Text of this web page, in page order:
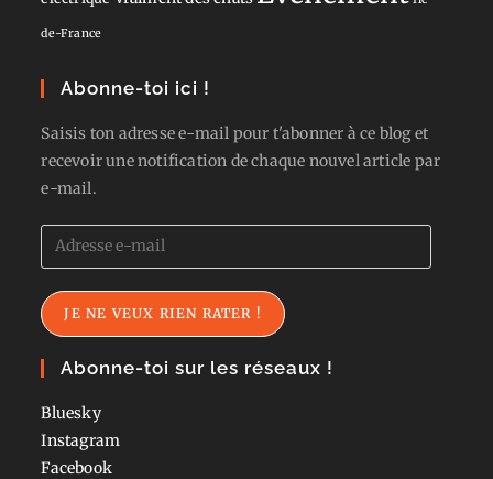
de-France
Abonne-toi ici !
Saisis ton adresse e-mail pour t'abonner à ce blog et
recevoir une notification de chaque nouvel article par
e-mail.
Adresse
e-
mail
JE NE VEUX RIEN RATER !
Abonne-toi sur les réseaux !
Bluesky
Instagram
Facebook